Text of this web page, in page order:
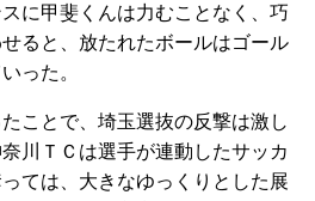
に甲斐くんは力むことなく、巧
ると、放たれたボールはゴール
った。
ことで、埼玉選抜の反撃は激し
川ＴＣは選手が連動したサッカ
ては、大きなゆっくりとした展